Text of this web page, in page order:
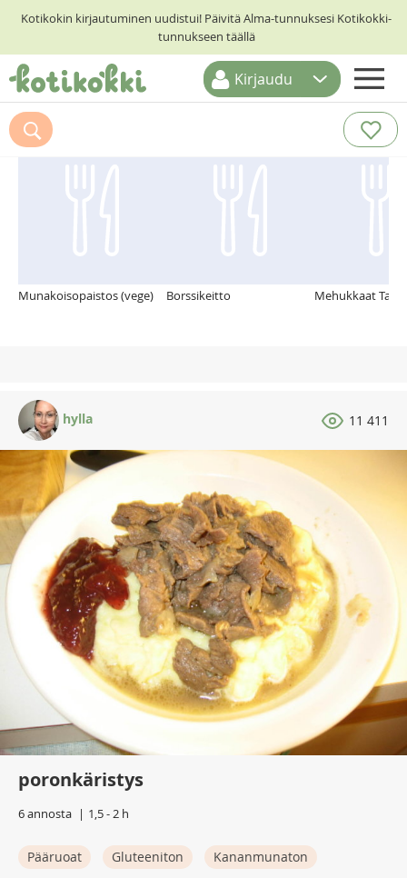
Kotikokin kirjautuminen uudistui! Päivitä Alma-tunnuksesi Kotikokki-
tunnukseen täällä
ETUSIVU
RESEPTIHAKU
Kirjaudu
Suosittelemme myös
Munakoisopaistos (vege) Borssikeitto Mehukkaat
hylla 11 411
poronkäristys
6 annosta 1,5 - 2 h
Pääruoat Gluteeniton Kananmunaton